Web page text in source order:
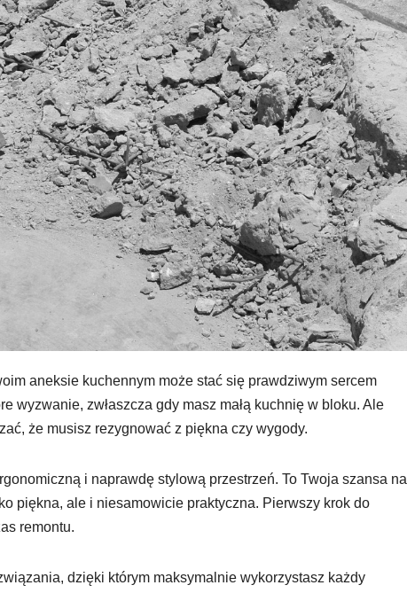
aneksie kuchennym może stać się prawdziwym sercem
wyzwanie, zwłaszcza gdy masz małą kuchnię w bloku. Ale
że musisz rezygnować z piękna czy wygody.
i naprawdę stylową przestrzeń. To Twoja szansa na
piękna, ale i niesamowicie praktyczna. Pierwszy krok do
remontu.
dzięki którym maksymalnie wykorzystasz każdy